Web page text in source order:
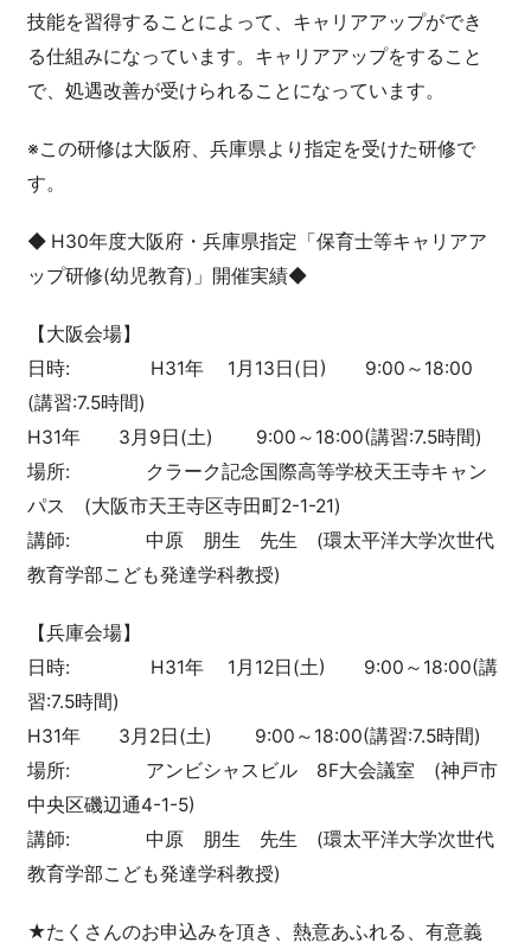
技能を習得することによって、キャリアアップができ
る仕組みになっています。キャリアアップをすること
で、処遇改善が受けられることになっています。
※この研修は大阪府、兵庫県より指定を受けた研修で
す。
◆ H30年度大阪府・兵庫県指定「保育士等キャリアア
ップ研修(幼児教育)」開催実績◆
【大阪会場】
日時: H31年 1月13日(日) 9:00～18:00
(講習:7.5時間)
H31年 3月9日(土) 9:00～18:00(講習:7.5時間)
場所: クラーク記念国際高等学校天王寺キャン
パス (大阪市天王寺区寺田町2-1-21)
講師: 中原 朋生 先生 (環太平洋大学次世代
教育学部こども発達学科教授)
【兵庫会場】
日時: H31年 1月12日(土) 9:00～18:00(講
習:7.5時間)
H31年 3月2日(土) 9:00～18:00(講習:7.5時間)
場所: アンビシャスビル 8F大会議室 (神戸市
中央区磯辺通4-1-5)
講師: 中原 朋生 先生 (環太平洋大学次世代
教育学部こども発達学科教授)
★たくさんのお申込みを頂き、熱意あふれる、有意義